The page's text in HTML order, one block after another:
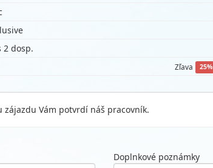
2 dosp.
Zľava 25%
Vám potvrdí náš pracovník.
Doplnkové poznámky